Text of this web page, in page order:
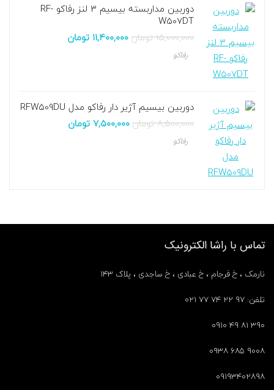
دوربین مداربسته بیسیم 3 لنز رفاکو RF-
W507DT
۱۵,۰۰۰,۰۰۰تومان۱۱,۴۰۰,۰۰۰ تومان
رفاکو
دوربین بیسیم آژیر دار رفاکو مدل RFW509DU
۸,۵۰۰,۰۰۰تومان۷,۵۰۰,۰۰۰تومان
رفاکو
تماس با راشا الکترونیک
نارمک ، خ فرجام ، خ عبادی ، خ ساجدی ، پلاک ۱۴۳
تلفن: ۹۷ ۲۲ ۷۴ ۷۷ ۰۲۱
۳۹۰ ۸۱ ۴۹ ۰۹۱۰
۹۰۰۸ ۶۸۵ ۰۹۳۸
۰۹۱۹۳۴۰۲۸۹۸